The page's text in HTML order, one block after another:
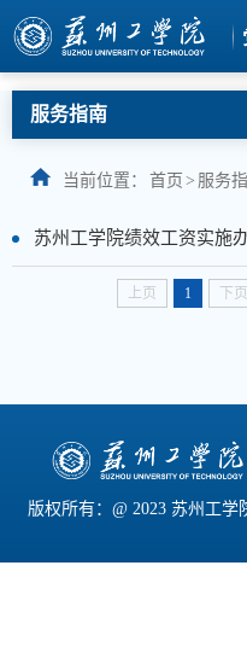
服务指南
当前位置： 首页 > 服务
苏州工学院绩效工资实施
上页 1 下页
版权所有：@ 2023 苏州工